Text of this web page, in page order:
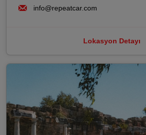
info@repeatcar.com
Lokasyon Detayı